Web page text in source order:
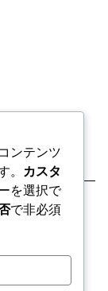
おきたい
ンテンツ
。
カスタ
を選択で
で非必須